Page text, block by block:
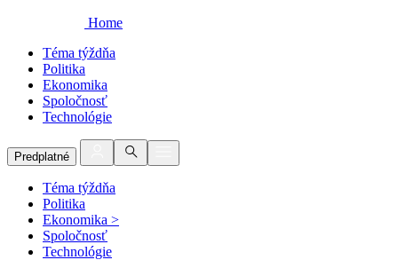
Home
Téma týždňa
Politika
Ekonomika
Spoločnosť
Technológie
Predplatné
Téma týždňa
Politika
Ekonomika >
Spoločnosť
Technológie